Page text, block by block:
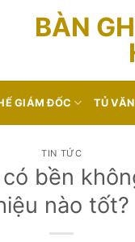
BÀN
GIÁM ĐỐC TỦ
TIN TỨC
bền
nào tốt?